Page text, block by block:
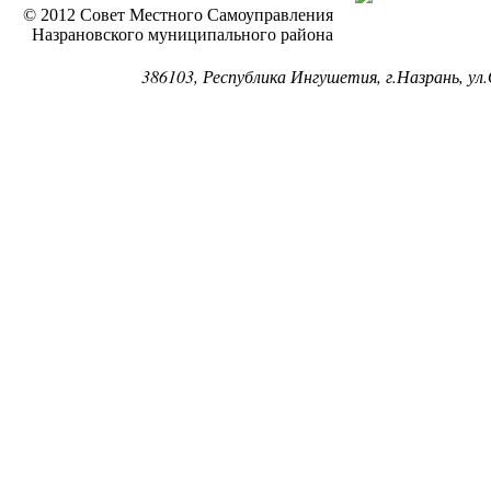
© 2012 Совет Местного Самоуправления
Назрановского муниципального района
386103, Республика Ингушетия, г.Назрань,